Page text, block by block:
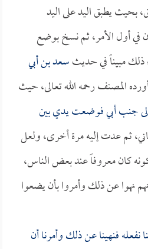
بحيث يطبق اليد على اليد
في أول الأمر، ثم نسخ بوضع
ذلك مبيناً في حديثسعد بن أبي
المصنف رحمه الله تعالى، حيث
جنب أبي فوضعت يدي بين
ثم عدت إليه مرة أخرى، ولعل
كان معروفاً عند بعض الناس،
نهوا عن ذلك وأمروا بأن يضعوا
نفعله فنهينا عن ذلك وأمرنا أن